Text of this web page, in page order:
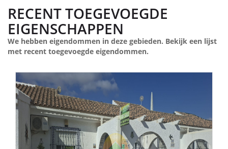
RECENT TOEGEVOEGDE
EIGENSCHAPPEN
We hebben eigendommen in deze gebieden. Bekijk een lijst
met recent toegevoegde eigendommen.